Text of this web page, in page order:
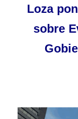
Loza
sobre